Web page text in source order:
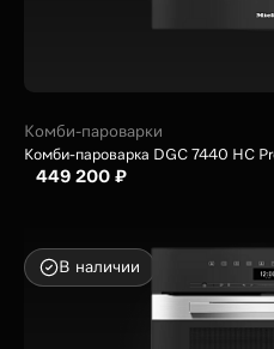
Комби-пароварки
Комби-пароварка DGC 7440 HC
449 200 ₽
В наличии